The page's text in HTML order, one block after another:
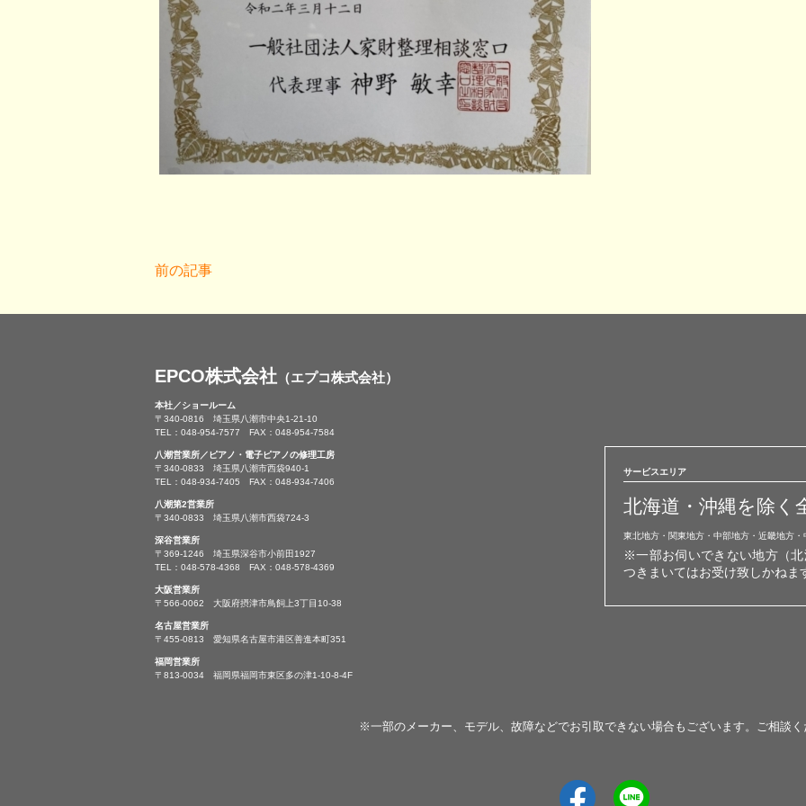
前の記事
EPCO株式会社 （エプコ株式会社）
本社／ショールーム
〒340-0816 埼玉県八潮市中央1-21-10
TEL：048-954-7577 FAX：048-954-7584
八潮営業所／ピアノ・電子ピアノの修理工房
〒340-0833 埼玉県八潮市西袋940-1
TEL：048-934-7405 FAX：048-934-7406
八潮第2営業所
〒340-0833 埼玉県八潮市西袋724-3
深谷営業所
〒369-1246 埼玉県深谷市小前田1927
TEL：048-578-4368 FAX：048-578-4369
大阪営業所
〒566-0062 大阪府摂津市鳥飼上3丁目10-38
名古屋営業所
〒455-0813 愛知県名古屋市港区善進本町351
福岡営業所
〒813-0034 福岡県福岡市東区多の津1-10-8-4F
サービスエリア
北海道・沖縄を除く
東北地方・関東地方・中部地方・近畿地方
※一部お伺いできない地方（
つきまいてはお受け致しかねま
※一部のメーカー、モデル、故障などでお引取できない場合もございます。ご相談く